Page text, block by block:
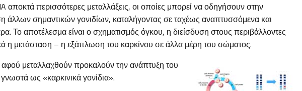
αποκτά περισσότερες μεταλλάξεις, οι οποίες μπορεί να οδηγήσουν στην
άλλων σημαντικών γονιδίων, καταλήγοντας σε ταχέως αναπτυσσόμενα και
Το αποτέλεσμα είναι ο σχηματισμός όγκου, η διείσδυση στους περιβάλλοντες
η μετάσταση – η εξάπλωση του καρκίνου σε άλλα μέρη του σώματος.
αφού μεταλλαχθούν προκαλούν την ανάπτυξη του
γνωστά ως «καρκινικά γονίδια».